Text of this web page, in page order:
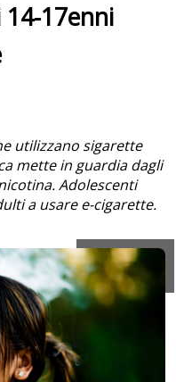
17enni
utilizzano sigarette
mette in guardia dagli
Adolescenti
a usare e-cigarette.